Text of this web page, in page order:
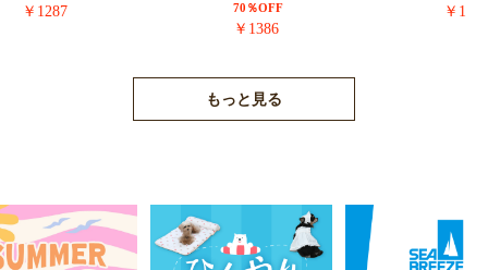
￥1287 70％OFF
￥1386
￥
もっと見る